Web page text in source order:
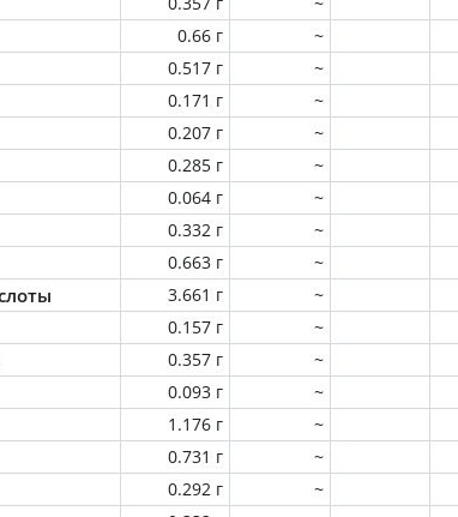
0.66 г
~
0.517 г
~
0.171 г
~
0.207 г
~
0.285 г
~
0.064 г
~
0.332 г
~
0.663 г ~
3.661 г
~
0.157 г
~
0.357 г
~
0.093 г
~
1.176 г
~
0.731 г
~
0.292 г
~